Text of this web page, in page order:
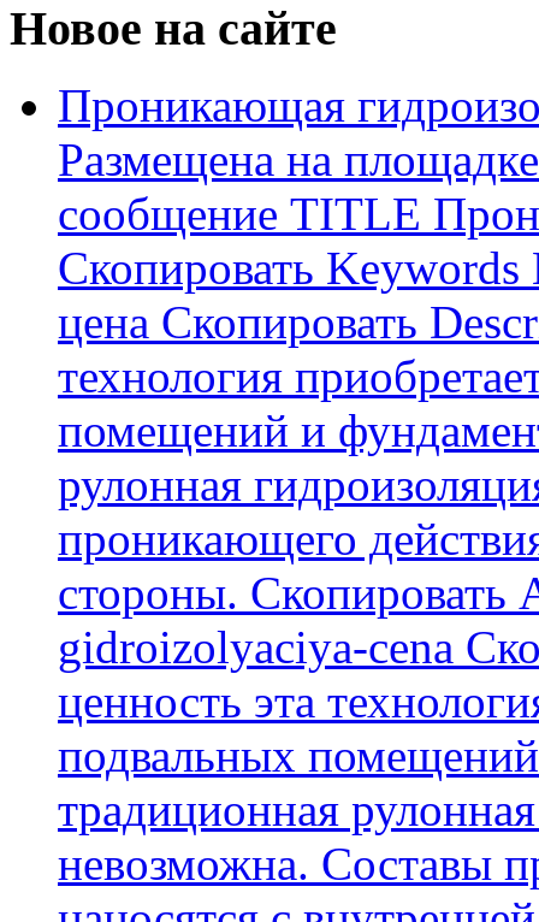
Новое на сайте
Проникающая
Размещена на
сообщение TITLE
Скопировать
цена Скопировать
технология
помещений и
рулонная
проникающего
стороны. Скопировать
gidroizolyaciya-cena
ценность эта
подвальных
традиционная
невозможна. Составы